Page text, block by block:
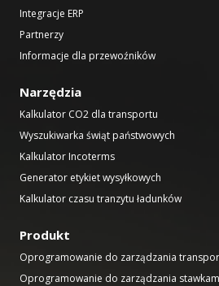
Integracje ERP
Partnerzy
Informacje dla przewoźników
Narzędzia
Kalkulator CO2 dla transportu
Wyszukiwarka świąt państwowych
Kalkulator Incoterms
Generator etykiet wysyłkowych
Kalkulator czasu tranzytu ładunków
Produkt
Oprogramowanie do zarządzania
Oprogramowanie do zarządzania